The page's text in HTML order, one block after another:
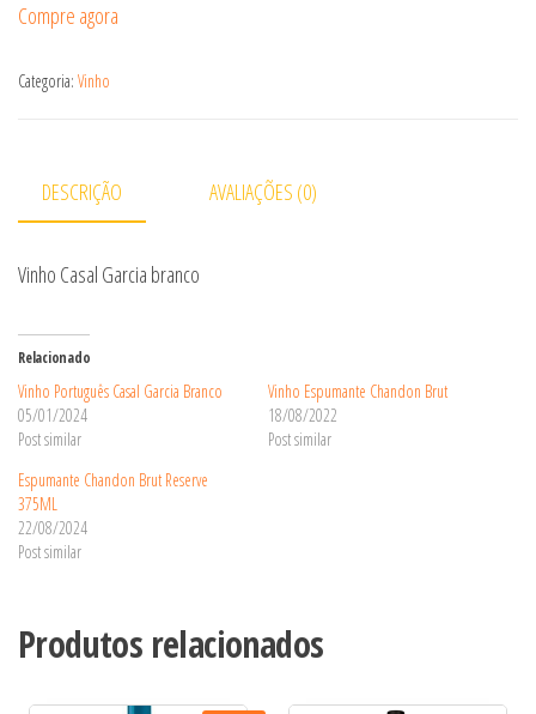
Compre agora
Categoria: Vinho
DESCRIÇÃO AVALIAÇÕES (0)
Vinho Casal Garcia branco
Relacionado
Vinho Português Casal Garcia Branco
05/01/2024
Post similar
Vinho Espumante Chandon Brut
18/08/2022
Post similar
Espumante Chandon Brut Reserve
375ML
22/08/2024
Post similar
Produtos relacionados